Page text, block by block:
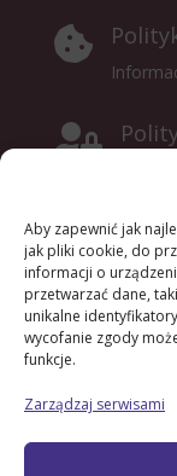
Aby zapewnić jak
jak pliki cookie, do
informacji o
przetwarzać dane,
unikalne
wycofanie zgody
funkcje.
Zarządzaj serwisami


i RODO
klauzula